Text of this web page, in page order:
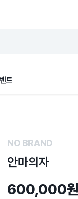
트
NO BRAND
안마의자
600,000원